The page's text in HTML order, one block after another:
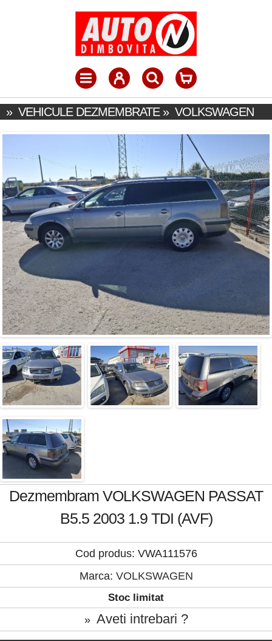
» VEHICULE DEZMEMBRATE» VOLKSWAGEN
Dezmembram VOLKSWAGEN PASSAT
B5.5 2003 1.9 TDI (AVF)
Cod produs: VWA111576
Marca: VOLKSWAGEN
Stoc limitat
» Aveti intrebari ?